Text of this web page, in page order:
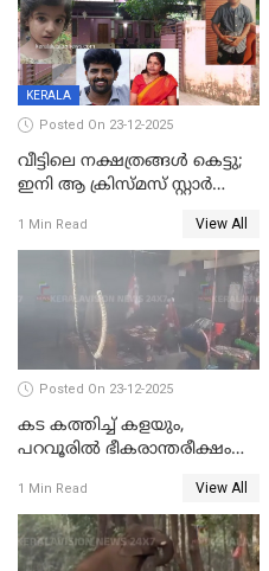
KERALA
Posted On 23-12-2025
വീട്ടിലെ നക്ഷത്രങ്ങൾ കെട്ടു;
ഇനി ആ ക്രിസ്മസ് സ്റ്റാർ
വേണ്ടിയുള്ള
പിടിവലിക്കിടയിൽ
അപ്പൂപ്പനെതിരെ പോക്സോ
കേസ് ഒടുവിൽ 4 ജീവനുകൾ
പൊലിഞ്ഞു
1 Min Read View All
Posted On 23-12-2025
കട കത്തിച്ച് കളയും,
പറവൂരില്‍ ഭീകരാന്തരീക്ഷം
1 Min Read View All